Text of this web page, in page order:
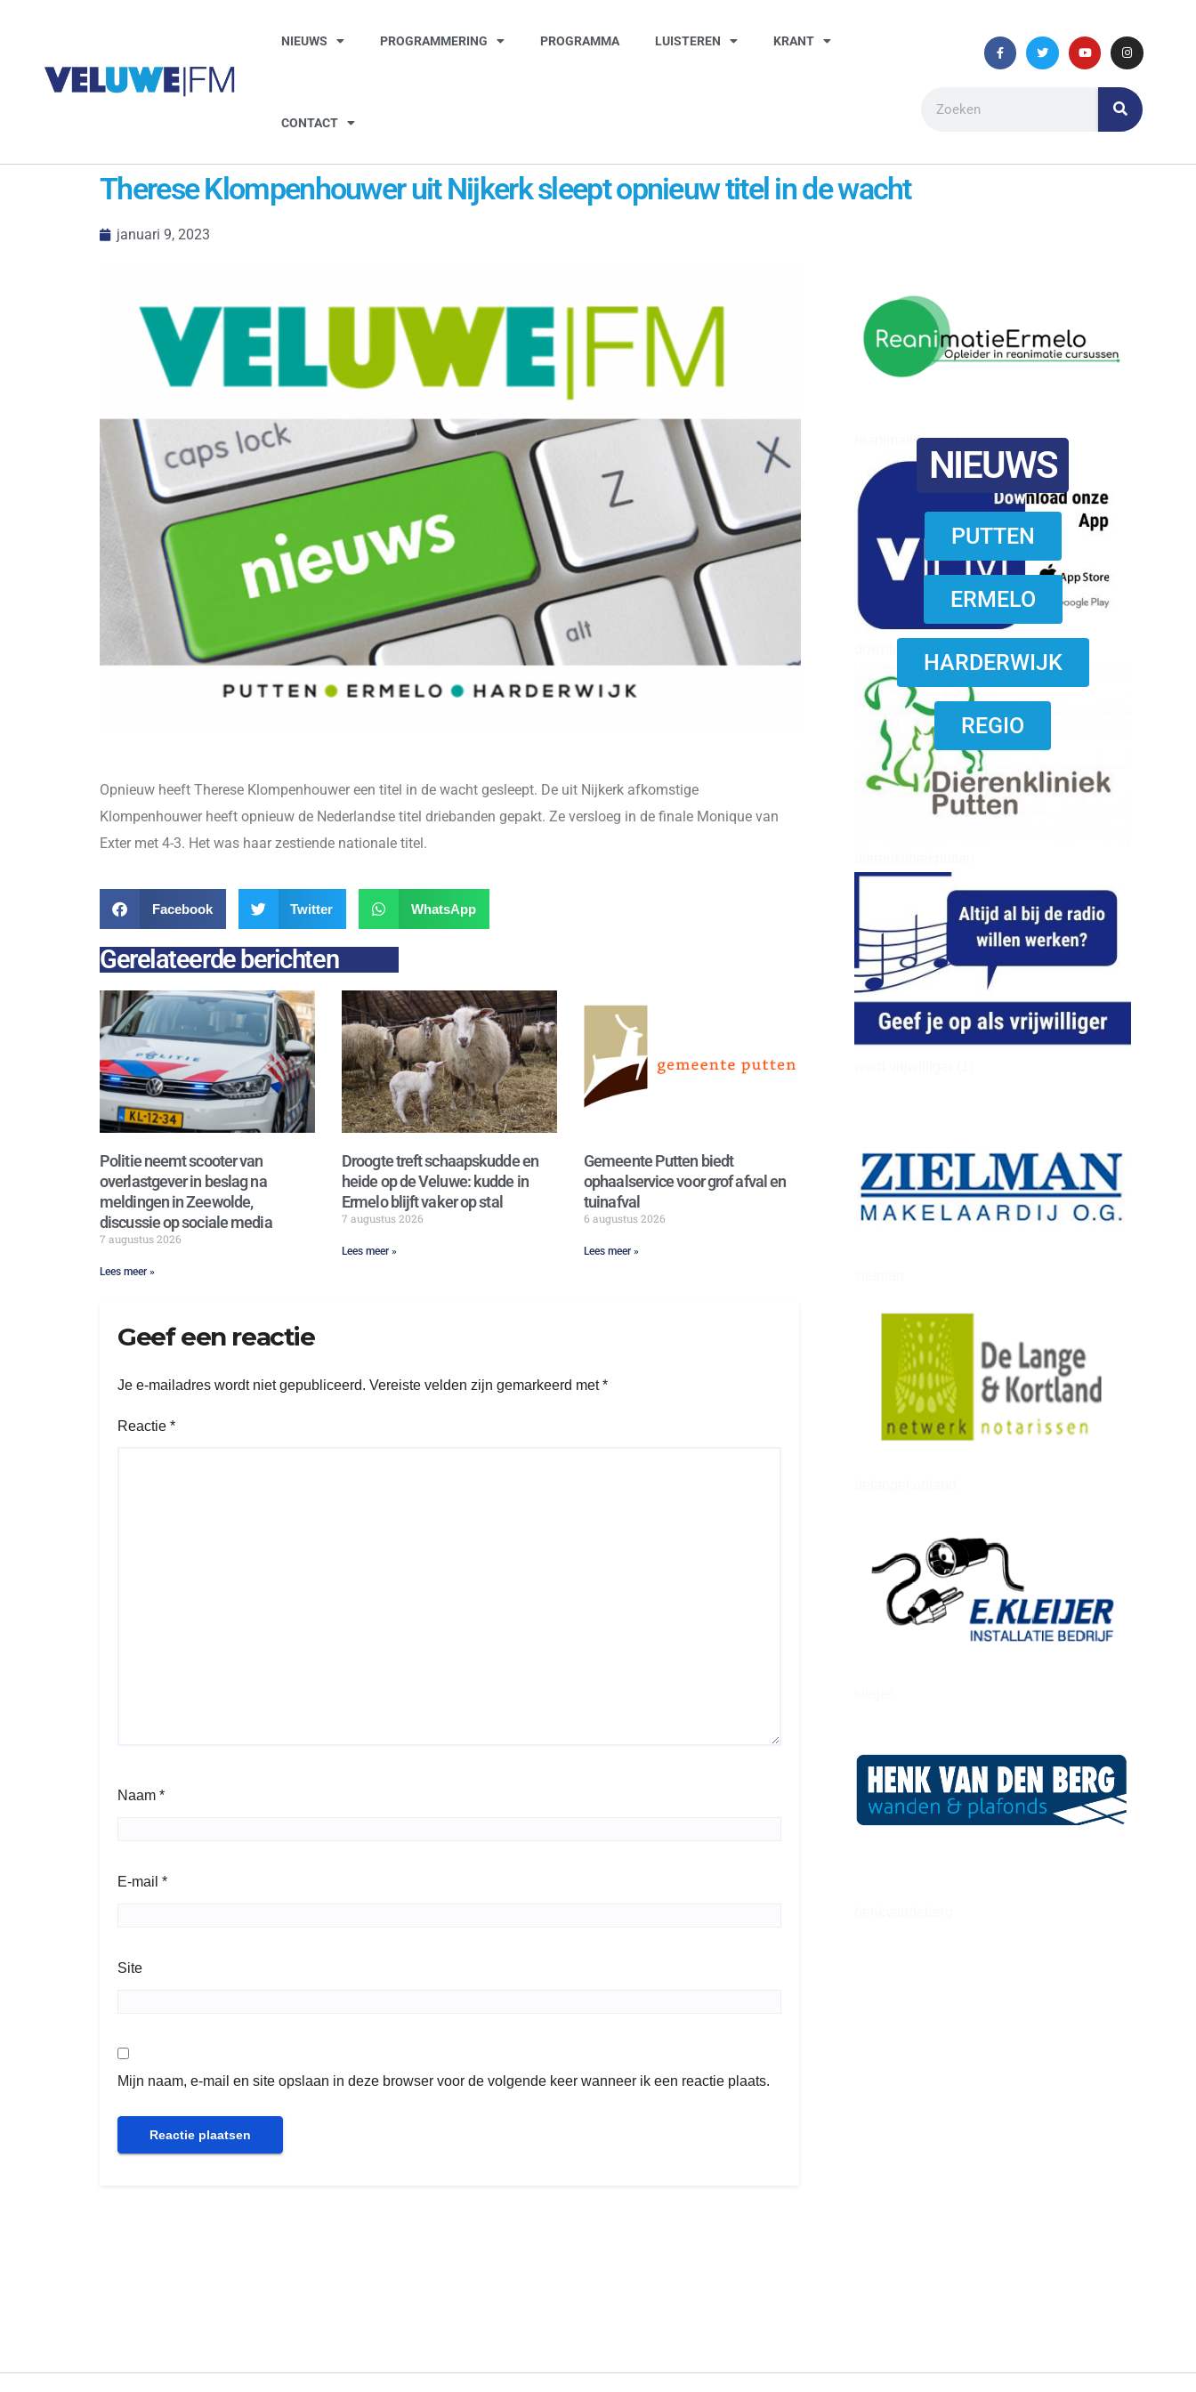
NIEUWS PROGRAMMERING PROGRAMMA LUISTEREN KRANT
CONTACT
Therese Klompenhouwer uit Nijkerk sleept opnieuw titel in de wacht
januari 9, 2023
reanimatie ermelo
NIEUWS
PUTTEN
ERMELO
HARDERWIJK
REGIO
Opnieuw heeft Therese Klompenhouwer een titel in de wacht gesleept. De uit Nijkerk afkomstige
Klompenhouwer heeft opnieuw de Nederlandse titel driebanden gepakt. Ze versloeg in de finale Monique van
Exter met 4-3. Het was haar zestiende nationale titel.
Facebook Twitter WhatsApp
Gerelateerde berichten
Politie neemt scooter van
overlastgever in beslag na
meldingen in Zeewolde,
discussie op sociale media
7 augustus 2026
Lees meer »
Droogte treft schaapskudde en
heide op de Veluwe: kudde in
Ermelo blijft vaker op stal
7 augustus 2026
Lees meer »
Gemeente Putten biedt
ophaalservice voor grof afval en
tuinafval
6 augustus 2026
Lees meer »
Geef een reactie
Je e-mailadres wordt niet gepubliceerd. Vereiste velden zijn gemarkeerd met*
Reactie *
Naam *
E-mail *
Site
Mijn naam, e-mail en site opslaan in deze browser voor de volgende keer wanneer ik een reactie plaats.